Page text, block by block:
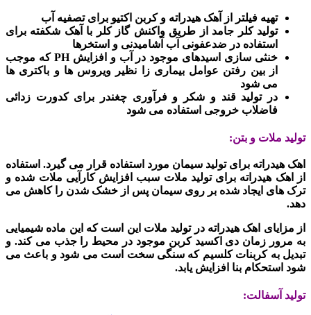
تهیه فیلتر از آهک هیدراته و کربن اکتیو برای تصفیه آب
تولید کلر جامد از طریق واکنش گاز کلر با آهک شکفته برای
استفاده در ضدعفونی آب آشامیدنی و استخرها
خنثی سازی اسیدهای موجود در آب و افزایش PH که موجب
از بین رفتن عوامل بیماری زا نظیر ویروس ها و باکتری ها
می شود
در تولید قند و شکر و فرآوری چغندر برای کدورت زدائی
فاضلاب خروجی استفاده می شود
تولید ملات و بتن:
اهک هیدراته برای تولید سیمان مورد استفاده قرار می گیرد. استفاده
از اهک هیدراته برای تولید ملات سبب افزایش کارآیی ملات شده و
ترک های ایجاد شده بر روی سیمان پس از خشک شدن را کاهش می
دهد.
از مزایای اهک هیدراته در تولید ملات این است که این ماده شیمیایی
به مرور زمان دی اکسید کربن موجود در محیط را جذب می کند. و
تبدیل به کربنات کلسیم که سنگی سخت است می شود و باعث می
شود استحکام بنا افزایش یابد.
تولید آسفالت: